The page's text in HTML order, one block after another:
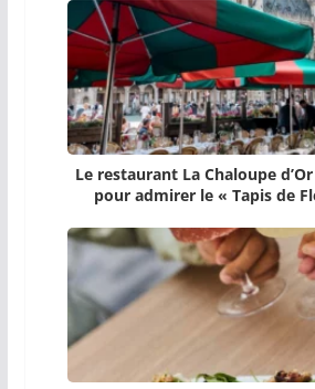
Le restaurant La Chaloupe
pour admirer le « Tapis de